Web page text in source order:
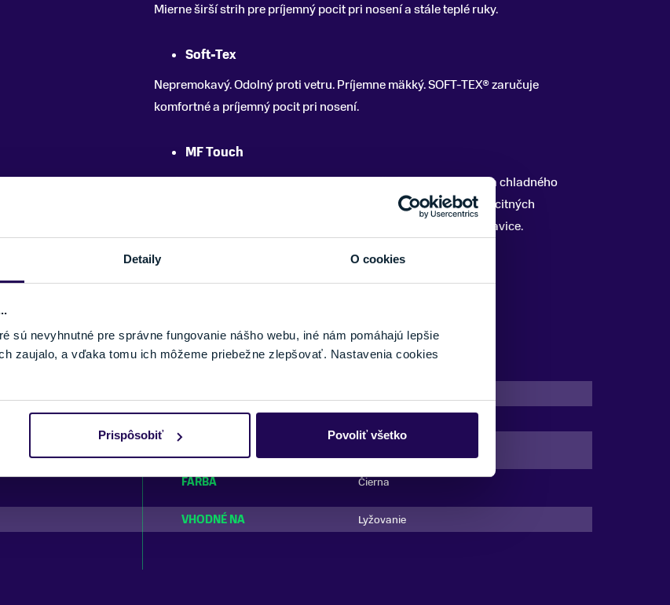
Detaily O cookies
sú nevyhnutné pre správne fungovanie nášho webu, iné nám pomáhajú lepšie
zaujalo, a vďaka tomu ich môžeme priebežne zlepšovať. Nastavenia cookies
Prispôsobiť Povoliť všetko
Mierne širší strih pre príjemný pocit pri nosení a stále teplé ruky.
Soft-Tex
Nepremokavý. Odolný proti vetru. Príjemne mäkký. SOFT-TEX® zaručuje
komfortné a príjemný pocit pri nosení.
MF Touch
Plná kontrola chytrých telefónov a navigačných prístrojov aj za chladného
počasia. Špeciálne vyvinutý materiál umožňuje ovládanie kapacitných
dotykových displejov, bez toho aby ste si museli dávať dole rukavice.
PARAMETRE
NEPREMOKAVÁ MEMBRÁNA
KOMPATIBILNÉ SO SYSTÉMOM
LEKI TRIGGER S™
Áno
FARBA Čierna
VHODNÉ NA
Lyžovanie